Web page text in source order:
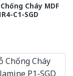
Cháy MDF
C1-SGD